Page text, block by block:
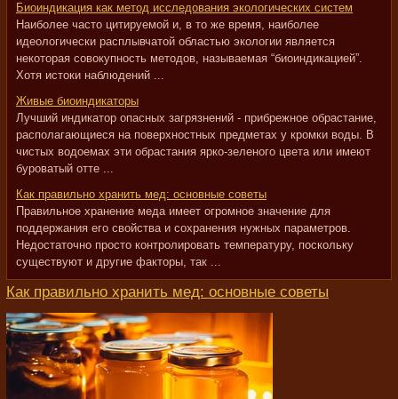
Биоиндикация как метод исследования экологических систем
Наиболее часто цитируемой и, в то же время, наиболее
идеологически расплывчатой областью экологии является
некоторая совокупность методов, называемая “биоиндикацией”.
Хотя истоки наблюдений ...
Живые биоиндикаторы
Лучший индикатор опасных загрязнений - прибрежное обрастание,
располагающиеся на поверхностных предметах у кромки воды. В
чистых водоемах эти обрастания ярко-зеленого цвета или имеют
буроватый отте ...
Как правильно хранить мед: основные советы
Правильное хранение меда имеет огромное значение для
поддержания его свойства и сохранения нужных параметров.
Недостаточно просто контролировать температуру, поскольку
существуют и другие факторы, так ...
Как правильно хранить мед: основные советы